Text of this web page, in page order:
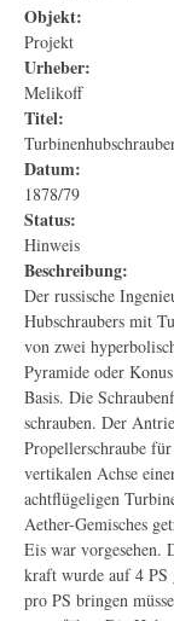
Objekt:
Projekt
Urheber:
Melikoff
Titel:
Datum:
1878/79
Status:
Hinweis
Beschreibung:
Der russische
Hubschraubers mit
von zwei
Pyramide oder
Basis. Die
schrauben. Der
Propellerschraube
vertikalen Achse
achtflügeligen
Aether-Gemisches
Eis war vorgesehen.
kraft wurde auf 4 PS
pro PS bringen